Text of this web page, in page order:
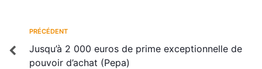
PRÉCÉDENT
Jusqu’à 2 000 euros de prime exceptionnelle de
pouvoir d’achat (Pepa)